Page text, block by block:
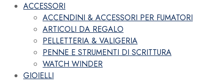
ACCESSORI
ACCENDINI & ACCESSORI PER FUMATORI
ARTICOLI DA REGALO
PELLETTERIA & VALIGERIA
PENNE E STRUMENTI DI SCRITTURA
WATCH WINDER
GIOIELLI